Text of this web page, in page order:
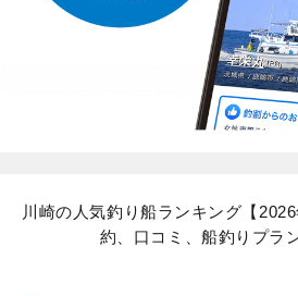
川崎の人気釣り船ランキング【
約、口コミ、船釣りプラ